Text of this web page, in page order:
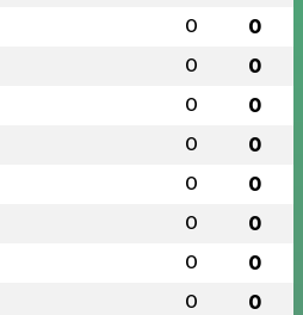
0 0
0 0
0 0
0 0
0 0
0 0
0 0
0 0